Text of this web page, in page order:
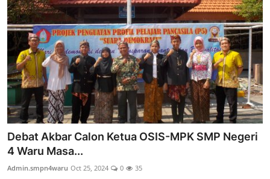
Debat Akbar Calon Ketua OSIS-MPK SMP Negeri
4 Waru Masa...
Admin.smpn4waru Oct 25, 2024 0 35